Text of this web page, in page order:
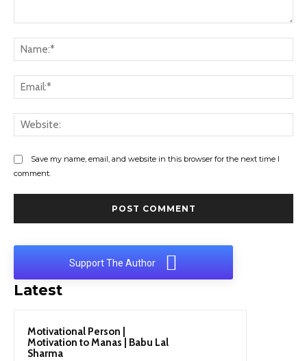
Save my name, email, and website in this browser for the next time I
comment.
Support The Author
Latest
Motivational Person |
Motivation to Manas | Babu Lal
Sharma